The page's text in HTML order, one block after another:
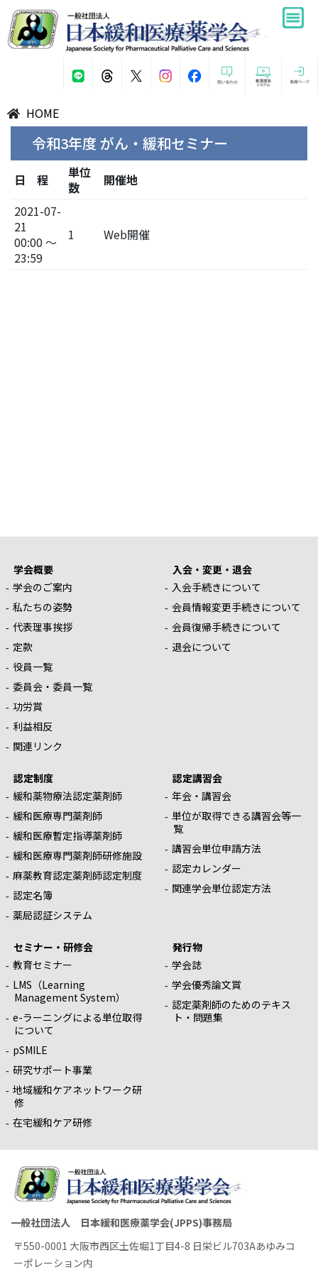
HOME
令和3年度 がん・緩和セミナー
日 程
単位
数
開催地
2021-07-
21
00:00 ～
23:59
1 Web開催
学会概要
学会のご案内
私たちの姿勢
代表理事挨拶
定款
役員一覧
委員会・委員一覧
功労賞
利益相反
関連リンク
入会・変更・退会
入会手続きについて
会員情報変更手続きについて
会員復帰手続きについて
退会について
認定制度
緩和薬物療法認定薬剤師
緩和医療専門薬剤師
緩和医療暫定指導薬剤師
緩和医療専門薬剤師研修施設
麻薬教育認定薬剤師認定制度
認定名簿
薬局認証システム
認定講習会
年会・講習会
単位が取得できる講習会等一
覧
講習会単位申請方法
認定カレンダー
関連学会単位認定方法
セミナー・研修会
教育セミナー
LMS（Learning
Management System）
e-ラーニングによる単位取得
について
pSMILE
研究サポート事業
地域緩和ケアネットワーク研
修
在宅緩和ケア研修
発行物
学会誌
学会優秀論文賞
認定薬剤師のためのテキス
ト・問題集
一般社団法人 日本緩和医療薬学会(JPPS)事務局
〒550-0001 大阪市西区土佐堀1丁目4-8 日栄ビル703Aあゆみコ
ーポレーション内